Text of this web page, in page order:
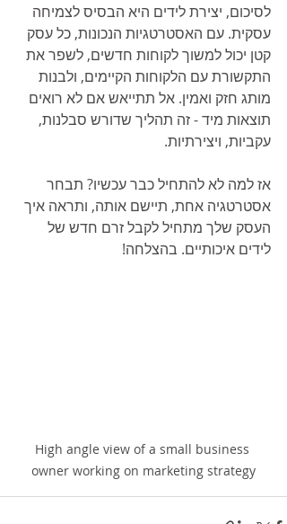
לסיכום, יצירת לידים היא הבסיס לצמיחה
עסקית. עם האסטרטגיות הנכונות, כל עסק
קטן יכול למשוך לקוחות חדשים, לשפר את
התקשורת עם הלקוחות הקיימים, ולבנות
מותג חזק ואמין. אל תתייאש אם לא רואים
תוצאות מיד - זה תהליך שדורש סבלנות,
עקביות, ויצירתיות.
אז למה לא להתחיל כבר עכשיו? תבחר
אסטרטגיה אחת, תיישם אותה, ותראה איך
העסק שלך מתחיל לקבל זרם חדש של
לידים איכותיים. בהצלחה!
High angle view of a small business
owner working on marketing strategy